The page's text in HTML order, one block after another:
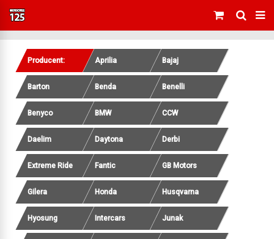
Producent: Aprilia Bajaj
Barton Benda Benelli
Benyco BMW CCW
Daelim Daytona Derbi
Extreme Ride Fantic GB Motors
Gilera Honda Husqvarna
Hyosung Intercars Junak